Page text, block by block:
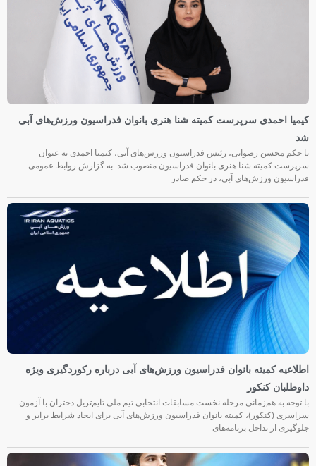
کیمیا احمدی سرپرست کمیته شنا هنری بانوان فدراسیون ورزش‌های آبی
شد
با حکم محسن رضوانی، رئیس فدراسیون ورزش‌های آبی، کیمیا احمدی به عنوان
سرپرست کمیته شنا هنری بانوان فدراسیون منصوب شد. به گزارش روابط عمومی
فدراسیون ورزش‌های آبی، در حکم صادر
اطلاعیه کمیته بانوان فدراسیون ورزش‌های آبی درباره رکوردگیری ویژه
داوطلبان کنکور
با توجه به هم‌زمانی مرحله نخست مسابقات انتخابی تیم ملی تایم‌تریل دختران با آزمون
سراسری (کنکور)، کمیته بانوان فدراسیون ورزش‌های آبی برای ایجاد شرایط برابر و
جلوگیری از تداخل برنامه‌های